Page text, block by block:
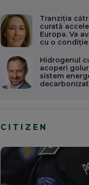
Tranziția
curată
Europa. Va
cu o
Hidrogenul
acoperi
sistem
decarbonizat
CITIZEN